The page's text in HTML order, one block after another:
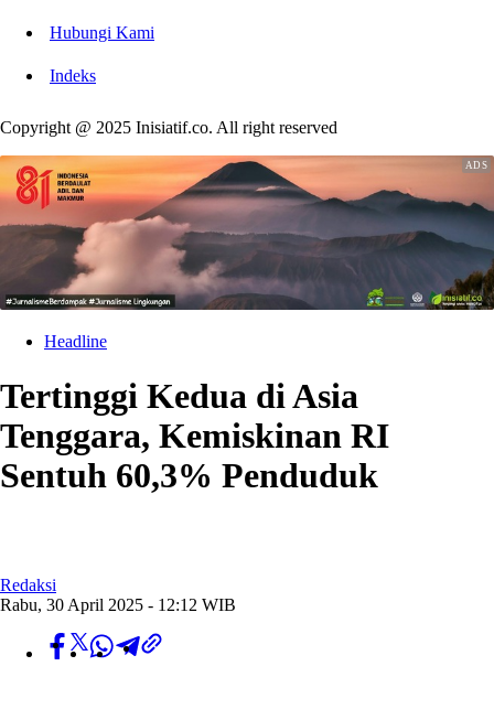
Hubungi Kami
Indeks
Copyright @ 2025 Inisiatif.co. All right reserved
Headline
Tertinggi Kedua di Asia
Tenggara, Kemiskinan RI
Sentuh 60,3% Penduduk
Redaksi
Rabu, 30 April 2025 - 12:12 WIB